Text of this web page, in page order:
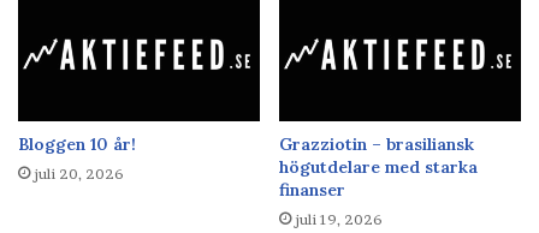
Bloggen 10 år!
juli 20, 2026
Grazziotin – brasiliansk
högutdelare med starka
finanser
juli 19, 2026